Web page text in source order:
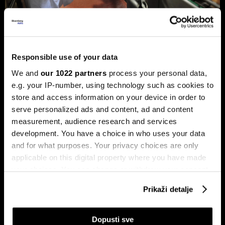
Responsible use of your data
We and our 1022 partners process your personal data,
e.g. your IP-number, using technology such as cookies to
store and access information on your device in order to
serve personalized ads and content, ad and content
measurement, audience research and services
development. You have a choice in who uses your data
and for what purposes. Your privacy choices are only
applicable on this digital property where you have made
your choices. You can change or withdraw your consent
If you allow, we would also like to:
Prikaži detalje
Dopusti sve
Privreda FBiH povećala dobit za 12,3
dvostruko brže
Analiza je predstavljena na zajedničkom sastanku FIA-e i
Udruženja poslodavaca Federacije BiH, gdje je istaknuto da
privatni sektor ostaje ključni nosilac ekonomskog rasta.
Od ukupno 28.634 privredna društva u Federaciji, čak 98,6
posto čine privatne kompanije, koje ostvaruju 90 posto
ukupnih prihoda i 95 posto ukupne dobiti.
Drvna industrija BiH izlazi iz